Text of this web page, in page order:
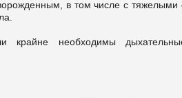
в том числе с
крайне необходимы